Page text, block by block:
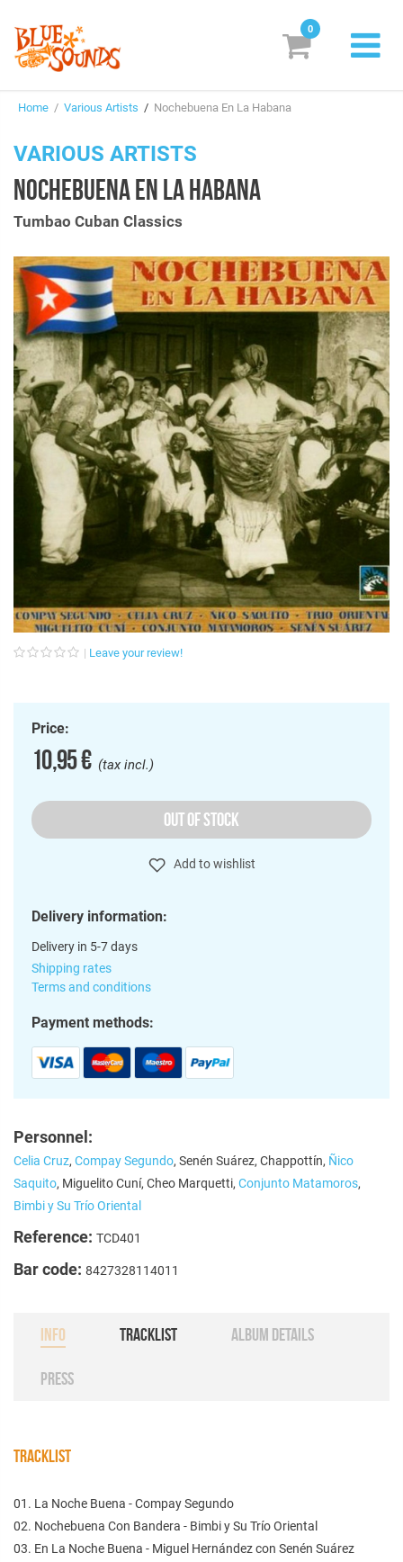
Suggestions
Genres & Styles
Box Sets
Search
Login/Register Subscribe! EUR
0
Home / Various Artists / Nochebuena En La Habana
VARIOUS ARTISTS
NOCHEBUENA EN LA HABANA
Tumbao Cuban Classics
Leave your review!
Price:
10,95 €(tax incl.)
OUT OF STOCK
Add to wishlist
Delivery information:
Delivery in 5-7 days
Shipping rates
Terms and conditions
Payment methods:
Personnel:
Celia Cruz, Compay Segundo, Senén Suárez, Chappottín, Ñico
Saquito, Miguelito Cuní, Cheo Marquetti, Conjunto Matamoros,
Bimbi y Su Trío Oriental
Reference: TCD401
Bar code: 8427328114011
INFO TRACKLIST ALBUM DETAILS
PRESS
TRACKLIST
01. La Noche Buena - Compay Segundo
02. Nochebuena Con Bandera - Bimbi y Su Trío Oriental
03. En La Noche Buena - Miguel Hernández con Senén Suárez